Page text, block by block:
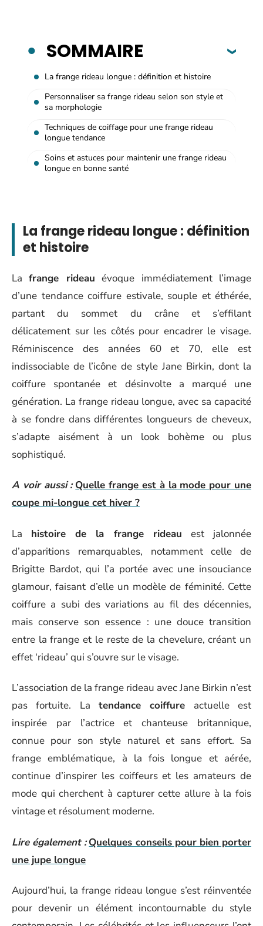
SOMMAIRE
La frange rideau longue : définition et histoire
Personnaliser sa frange rideau selon son style et
sa morphologie
Techniques de coiffage pour une frange rideau
longue tendance
Soins et astuces pour maintenir une frange rideau
longue en bonne santé
La frange rideau longue : définition
et histoire
Lafrange rideau évoque immédiatement l’image
d’une tendance coiffure estivale, souple et éthérée,
partant du sommet du crâne et s’effilant
délicatement sur les côtés pour encadrer le visage.
Réminiscence des années 60 et 70, elle est
indissociable de l’icône de style Jane Birkin, dont la
coiffure spontanée et désinvolte a marqué une
génération. La frange rideau longue, avec sa capacité
à se fondre dans différentes longueurs de cheveux,
s’adapte aisément à un look bohème ou plus
sophistiqué.
A voir aussi : Quelle frange est à la mode pour une
coupe mi-longue cet hiver ?
La histoire de la frange rideau est jalonnée
d’apparitions remarquables, notamment celle de
Brigitte Bardot, qui l’a portée avec une insouciance
glamour, faisant d’elle un modèle de féminité. Cette
coiffure a subi des variations au fil des décennies,
mais conserve son essence : une douce transition
entre la frange et le reste de la chevelure, créant un
effet ‘rideau’ qui s’ouvre sur le visage.
L’association de la frange rideau avec Jane Birkin n’est
pas fortuite. La tendance coiffure actuelle est
inspirée par l’actrice et chanteuse britannique,
connue pour son style naturel et sans effort. Sa
frange emblématique, à la fois longue et aérée,
continue d’inspirer les coiffeurs et les amateurs de
mode qui cherchent à capturer cette allure à la fois
vintage et résolument moderne.
Lire également : Quelques conseils pour bien porter
une jupe longue
Aujourd’hui, la frange rideau longue s’est réinventée
pour devenir un élément incontournable du style